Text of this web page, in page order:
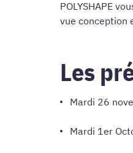
POLYSHAPE
vue conception
Les
Mardi 26
Mardi 1er